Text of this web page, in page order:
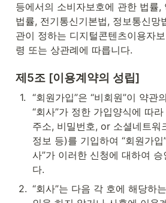
등에서의 소비자보호에 관한 법률,
법률, 전기통신기본법, 정보통신망
관이 정하는 디지털콘텐츠이용자
령 또는 상관례에 따릅니다.
제5조 [이용계약의 성립]
1. “회원가입”은 “비회원”이 약관
“회사”가 정한 가입양식에 따
주소, 비밀번호, or 소셜네트워
정보 등)를 기입하여 “회원가입
사”가 이러한 신청에 대하여
다.
2. “회사”는 다음 각 호에 해당하